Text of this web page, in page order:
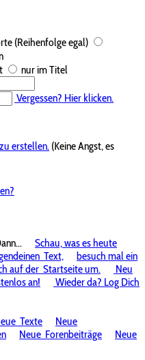
(Reihenfolge egal)
nur im Titel
Vergessen? Hier klicken.
erstellen. (Keine Angst, es
Schau, was es heute
Text,
besuch mal ein
auf der Startseite um.
Neu
an!
Wieder da? Log Dich
Texte
Neue
Neue Forenbeiträge
Neue